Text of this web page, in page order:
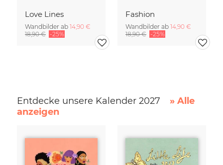
Love Lines
Wandbilder ab 14,90 €
18,90 € -25%
Fashion
Wandbilder ab 14,90 €
18,90 € -25%
Entdecke unsere Kalender 2027
» Alle
anzeigen